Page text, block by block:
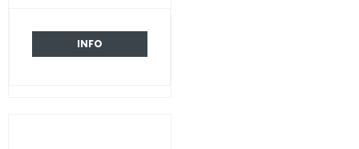
INFO